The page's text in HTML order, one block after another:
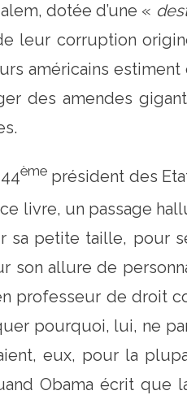
dotée d’une «
leur corruption
américains
des amendes
ème président des
livre, un passage
sa petite taille, pour
son allure de
professeur de droit
pourquoi, lui, ne
eux, pour la
Obama écrit que